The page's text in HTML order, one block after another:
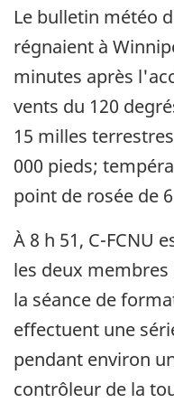
Le bulletin météo
régnaient à
minutes après
vents du 120
15 milles
000 pieds;
point de rosée de
À 8 h 51, C-FCNU
les deux
la séance de
effectuent une
pendant environ
contrôleur de la